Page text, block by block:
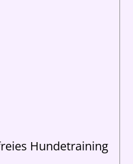
Hundetraining